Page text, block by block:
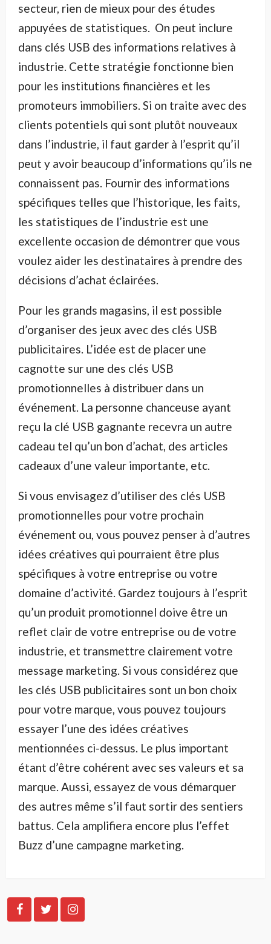
secteur, rien de mieux pour des études
appuyées de statistiques. On peut inclure
dans clés USB des informations relatives à
industrie. Cette stratégie fonctionne bien
pour les institutions financières et les
promoteurs immobiliers. Si on traite avec des
clients potentiels qui sont plutôt nouveaux
dans l’industrie, il faut garder à l’esprit qu’il
peut y avoir beaucoup d’informations qu’ils ne
connaissent pas. Fournir des informations
spécifiques telles que l’historique, les faits,
les statistiques de l’industrie est une
excellente occasion de démontrer que vous
voulez aider les destinataires à prendre des
décisions d’achat éclairées.
Pour les grands magasins, il est possible
d’organiser des jeux avec des clés USB
publicitaires. L’idée est de placer une
cagnotte sur une des clés USB
promotionnelles à distribuer dans un
événement. La personne chanceuse ayant
reçu la clé USB gagnante recevra un autre
cadeau tel qu’un bon d’achat, des articles
cadeaux d’une valeur importante, etc.
Si vous envisagez d’utiliser des clés USB
promotionnelles pour votre prochain
événement ou, vous pouvez penser à d’autres
idées créatives qui pourraient être plus
spécifiques à votre entreprise ou votre
domaine d’activité. Gardez toujours à l’esprit
qu’un produit promotionnel doive être un
reflet clair de votre entreprise ou de votre
industrie, et transmettre clairement votre
message marketing. Si vous considérez que
les clés USB publicitaires sont un bon choix
pour votre marque, vous pouvez toujours
essayer l’une des idées créatives
mentionnées ci-dessus. Le plus important
étant d’être cohérent avec ses valeurs et sa
marque. Aussi, essayez de vous démarquer
des autres même s’il faut sortir des sentiers
battus. Cela amplifiera encore plus l’effet
Buzz d’une campagne marketing.